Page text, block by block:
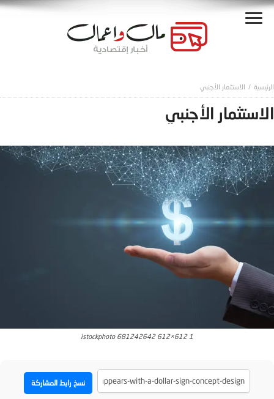
الاستثمار الأجنبي
الاستثمار الأجنبي
istockphoto 681242642 612×612 1
نسخ رابط المشاركة